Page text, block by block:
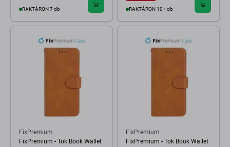
RAKTÁRON 7 db RAKTÁRON 10+ db
FixPremium
FixPremium - Tok Book Wallet
FixPremium
FixPremium - Tok Book Wallet